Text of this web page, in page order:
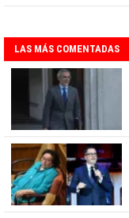
LAS MÁS COMENTADAS